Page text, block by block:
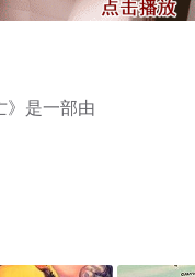
》是一部由
关信息可移步至豆